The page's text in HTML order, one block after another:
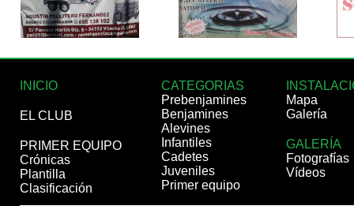
INICIO
EL CLUB
PRIMER EQUIPO
Crónicas
Plantilla
Clasificación
CATEGORIAS
Prebenjamines
Benjamines
Alevines
Infantiles
Cadetes
Juveniles
Primer equipo
Mapa
Galería
GALERÍA
Fotografías
Vídeos